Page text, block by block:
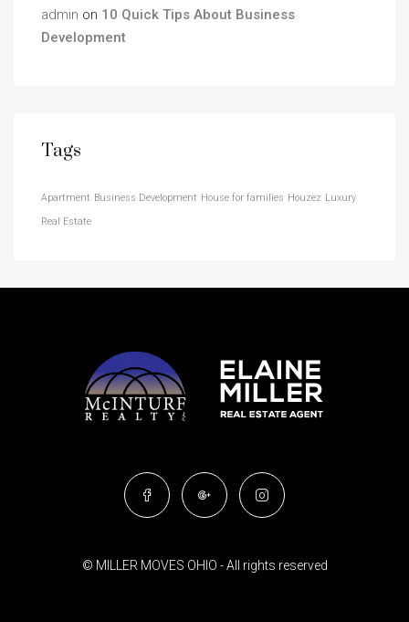
admin on 10 Quick Tips About Business
Development
Tags
Apartment Business Development House for families Houzez Luxury
Real Estate
© MILLER MOVES OHIO - All rights reserved